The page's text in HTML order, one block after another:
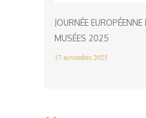
JOURNÉE
MUSÉES 2025
17 novembre 2025